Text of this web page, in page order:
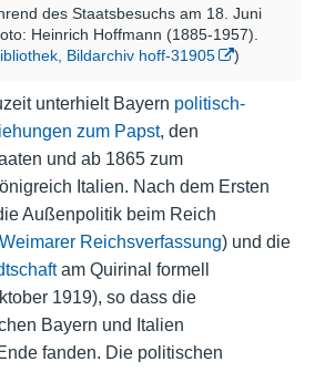
des Staatsbesuchs am 18. Juni
Heinrich Hoffmann (1885-1957).
Bildarchiv hoff-31905 )
unterhielt Bayern politisch-
zum Papst, den
und ab 1865 zum
Italien. Nach dem Ersten
Außenpolitik beim Reich
Weimarer Reichsverfassung) und die
am Quirinal formell
1919), so dass die
Bayern und Italien
fanden. Die politischen